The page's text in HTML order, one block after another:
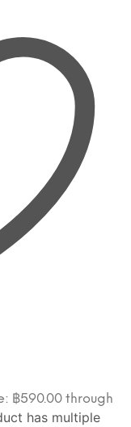
฿590.00 through
has multiple